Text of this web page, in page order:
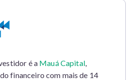
é a Mauá Capital,
financeiro com mais de 14